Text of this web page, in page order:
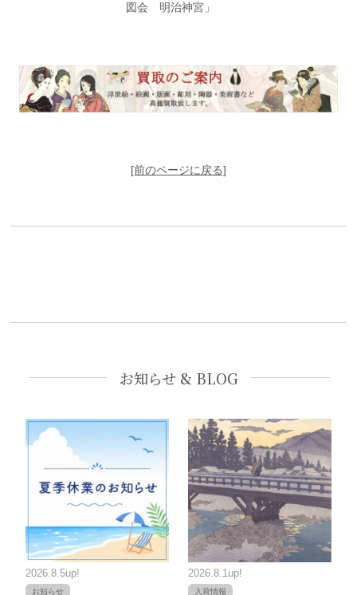
図会 明治神宮」
[前のページに戻る]
お知らせ & BLOG
2026.8.5up!
お知らせ
2026.8.1up!
入荷情報